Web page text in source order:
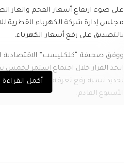
على ضوء ارتفاع أسعار الفحم والغاز
مجلس إدارة شركة الكهرباء القطرية
بالتصديق على رفع أسعار الكهرباء.
ووفق صحيفة “كلكليست” الاقتصادية
اتخذ القرار خلال اجتماع استمر لخمس
تحديد نسبة رفع تعرفة الكهرباء وسيتم
الأسبوع القادم.
أكمل القراءة